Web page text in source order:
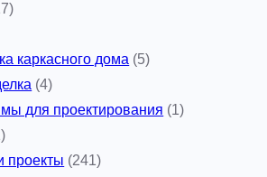
каркасного дома (5)
(4)
для проектирования (1)
проекты (241)